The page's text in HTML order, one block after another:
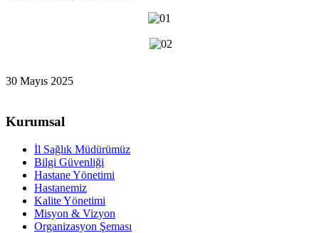
30 Mayıs 2025
Kurumsal
İl Sağlık Müdürümüz
Bilgi Güvenliği
Hastane Yönetimi
Hastanemiz
Kalite Yönetimi
Misyon & Vizyon
Organizasyon Şeması